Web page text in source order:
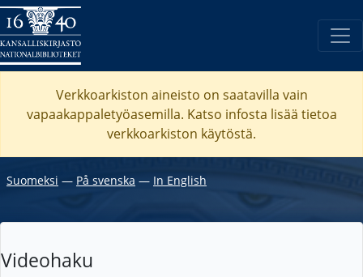
Verkkoarkiston aineisto on saatavilla vain
vapaakappaletyöasemilla. Katso infosta lisää tietoa
verkkoarkiston käytöstä.
Suomeksi ― På svenska ― In English
Videohaku